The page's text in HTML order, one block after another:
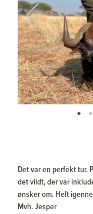
Previous
Det var en perfekt tur.
det vildt, der var
ønsker om. Helt
Mvh. Jesper